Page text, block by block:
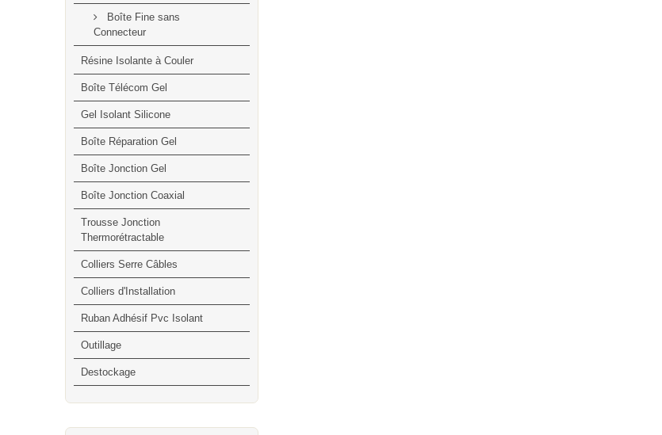
Boîte Fine sans
Connecteur
Résine Isolante à Couler
Boîte Télécom Gel
Gel Isolant Silicone
Boîte Réparation Gel
Boîte Jonction Gel
Boîte Jonction Coaxial
Trousse Jonction
Thermorétractable
Colliers Serre Câbles
Colliers d'Installation
Ruban Adhésif Pvc Isolant
Outillage
Destockage